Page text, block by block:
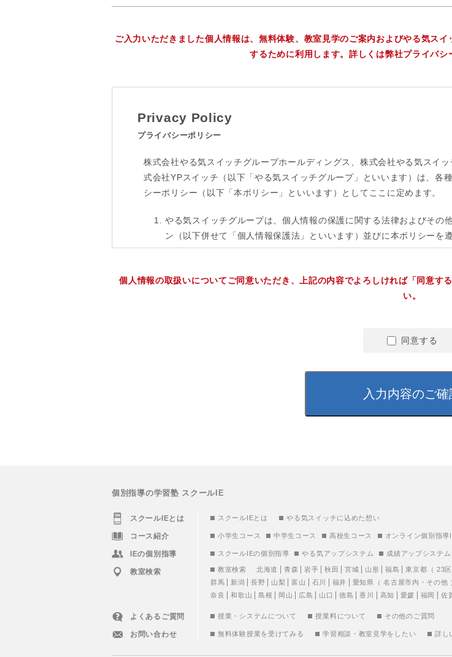
ご入力いただきました個人情報は、無料体験、教室見学のご案内およびやる気ス
するために利用します。詳しくは弊社プライバシ
個人情報の取扱いについてご同意いただき、上記の内容でよろしければ「同意す
い。
同意する
個別指導の学習塾 スクールIE
スクールIEとは スクールIEとは やる気スイッチに込めた想い
コース紹介 小学生コース 中学生コース 高校生コース オンライン個別指導
IEの個別指導 スクールIEの個別指導 やる気アップシステム 成績アップシステム
教室検索 教室検索 北海道 青森 岩手 秋田 宮城 山形 福島 東京都 （ 23区
群馬
新潟 長野 山梨 富山 石川 福井 愛知県 （名古屋市内 ・ その他
奈良
和歌山 島根 岡山 広島 山口 徳島 香川 高知 愛媛 福岡 佐
よくあるご質問 授業・システムについて 授業料について その他のご質問
お問い合わせ 無料体験授業を受けてみる 学習相談・教室見学をしたい 詳し